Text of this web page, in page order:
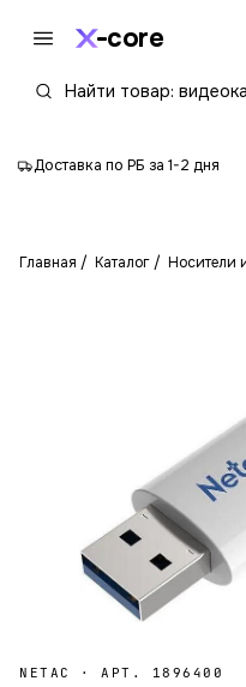
core
Доставка по РБ за 1-2 дня
Главная Каталог Носители
NETAC · АРТ. 1896400